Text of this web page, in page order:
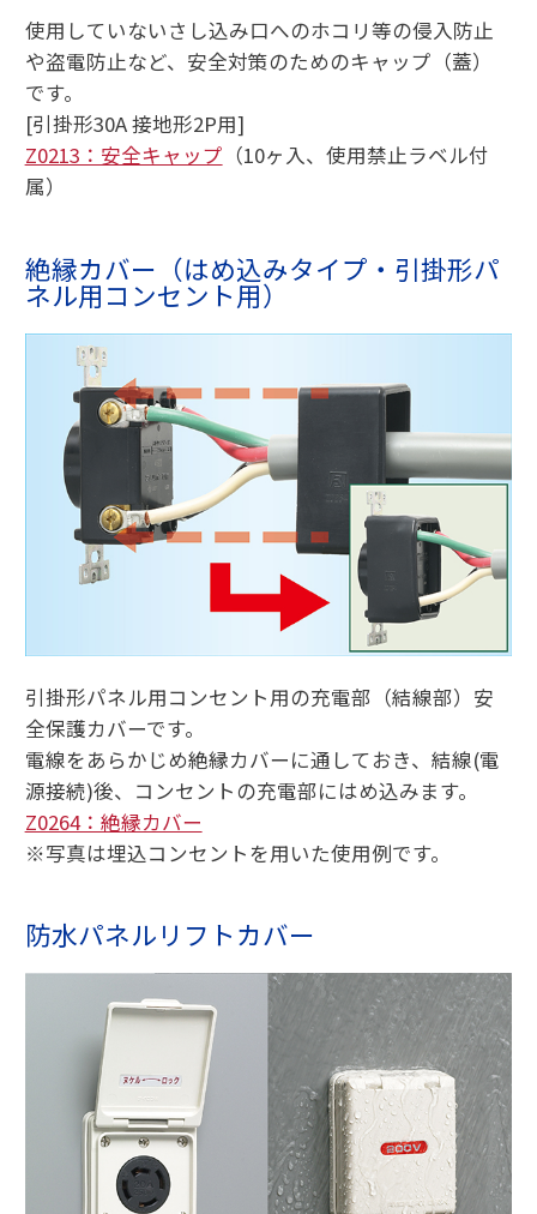
使用していないさし込み口へのホコリ等の侵入防止
や盗電防止など、安全対策のためのキャップ（蓋）
です。
[引掛形30A 接地形2P用]
Z0213：安全キャップ （10ヶ入、使用禁止ラベル付
属）
絶縁カバー（はめ込みタイプ・引掛形パ
ネル用コンセント用）
引掛形パネル用コンセント用の充電部（結線部）安
全保護カバーです。
電線をあらかじめ絶縁カバーに通しておき、結線(電
源接続)後、コンセントの充電部にはめ込みます。
Z0264：絶縁カバー
※写真は埋込コンセントを用いた使用例です。
防水パネルリフトカバー